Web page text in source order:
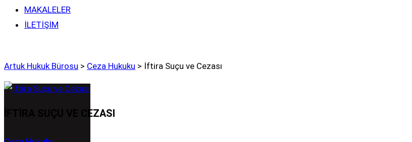
MAKALELER
İLETIŞIM
Artuk Hukuk Bürosu > Ceza Hukuku > İftira Suçu ve Cezası
İFTIRA SUÇU VE CEZASI